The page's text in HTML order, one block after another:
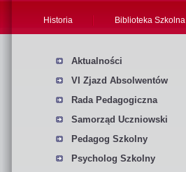
Historia Biblioteka Szkolna
Aktualności
VI Zjazd Absolwentów
Rada Pedagogiczna
Samorząd Uczniowski
Pedagog Szkolny
Psycholog Szkolny